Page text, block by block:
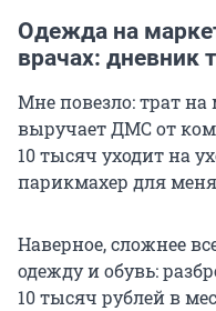
Одежда на
врачах: дневник
Мне повезло: трат
выручает ДМС от
10 тысяч уходит на
парикмахер для
Наверное, сложнее
одежду и обувь:
10 тысяч рублей в